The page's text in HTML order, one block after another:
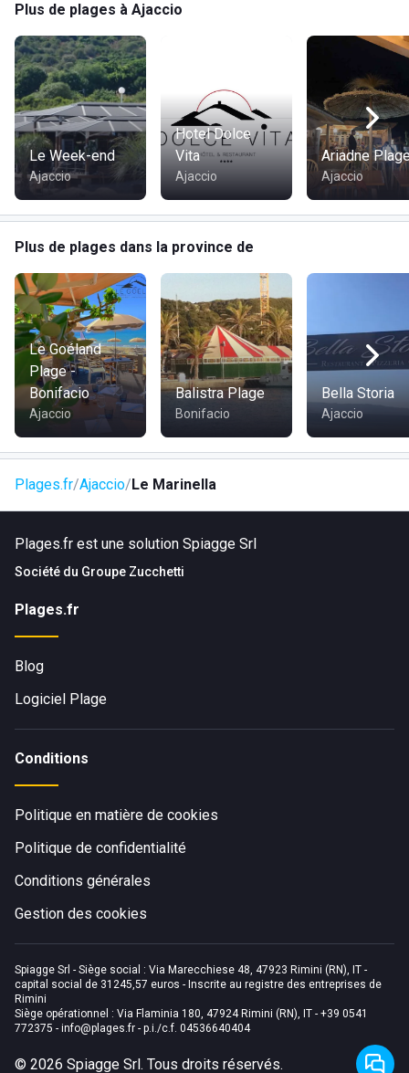
Risotto aux gambas
Pizzas
Plus de plages à Ajaccio
Le Week-end
Ajaccio
Hotel Dolce
Vita
Ajaccio
Ariadne
Ajaccio
Plus de plages dans la province de
Le Goéland
Plage -
Bonifacio
Ajaccio
Balistra Plage
Bonifacio
Bella Storia
Ajaccio
Plages.fr Ajaccio Le Marinella
Plages.fr est une solution Spiagge Srl
Société du Groupe Zucchetti
Plages.fr
Blog
Logiciel Plage
Conditions
Politique en matière de cookies
Politique de confidentialité
Conditions générales
Gestion des cookies
Spiagge Srl - Siège social : Via Marecchiese 48, 47923 Rimini (RN), IT -
capital social de 31245,57 euros - Inscrite au registre des entreprises de
Rimini
Siège opérationnel : Via Flaminia 180, 47924 Rimini (RN), IT - +39 0541
772375 - info@plages.fr - p.i./c.f. 04536640404
© 2026 Spiagge Srl. Tous droits réservés.